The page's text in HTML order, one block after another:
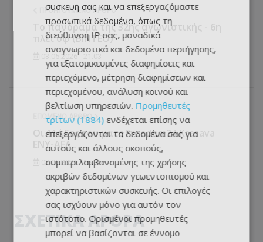
ΠΡΟΗΓΟΎΜΕΝΟ ΆΡΘΡΟ
Το πανόραμα της 32ης αγωνιστικής - 6η
πλέι οφ (BINTEO)
03.05.2026 - 21:03
ΕΠΌΜΕΝΟ ΆΡΘΡΟ
Οι 11άδες του ματς Freedom24 Krasava
ΕΝΥ-ΑΕΛ
02.05.2026 - 15:36
ΣΧΕΤΙΚΑ ΑΡΘΡΑ
συσκευή σας και να επεξεργαζόμαστε
προσωπικά δεδομένα, όπως τη
διεύθυνση IP σας, μοναδικά
αναγνωριστικά και δεδομένα περιήγησης,
για εξατομικευμένες διαφημίσεις και
περιεχόμενο, μέτρηση διαφημίσεων και
περιεχομένου, ανάλυση κοινού και
βελτίωση υπηρεσιών. Προμηθευτές
τρίτων (1884) ενδέχεται επίσης να
επεξεργάζονται τα δεδομένα σας για
αυτούς και άλλους σκοπούς,
συμπεριλαμβανομένης της χρήσης
ακριβών δεδομένων γεωεντοπισμού και
χαρακτηριστικών συσκευής. Οι επιλογές
σας ισχύουν μόνο για αυτόν τον
ιστότοπο. Ορισμένοι προμηθευτές
μπορεί να βασίζονται σε έννομο